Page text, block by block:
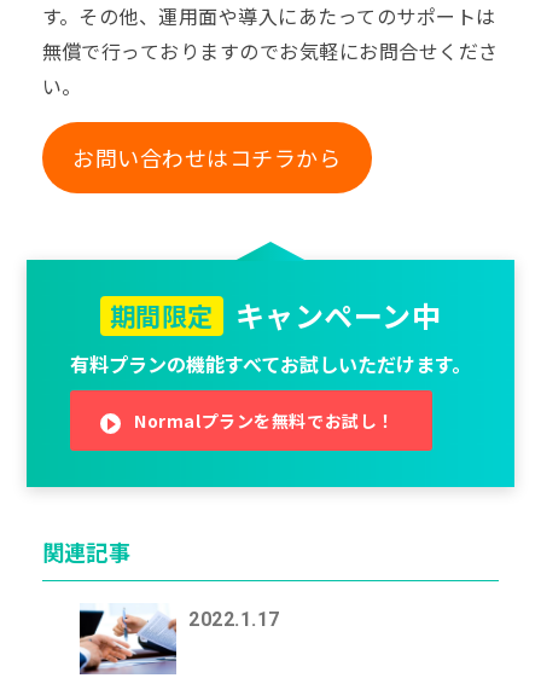
す。その他、運用面や導入にあたってのサポートは
無償で行っておりますのでお気軽にお問合せくださ
い。
お問い合わせはコチラから
期間限定 キャンペーン中
有料プランの機能すべてお試しいただけます。
Normalプランを無料でお試し！
関連記事
2022.1.17